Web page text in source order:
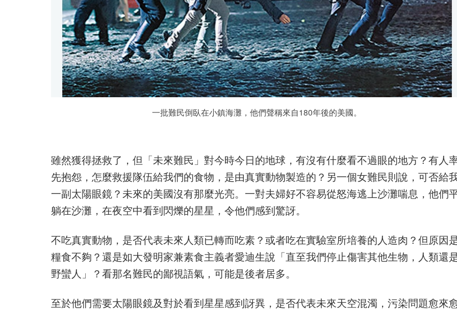
一批難民倒臥在小鎮海灘，他們聲稱來自180年後的美國。
雖然獲得拯救了，但「未來難民」對今時今日的地球，有沒有什麼看不過眼的地方？有人
先抱怨，怎麼救援隊伍給我們的食物，是由真實動物製造的？另一個女難民則說，可否給
一副太陽眼鏡？未來的美國沒有那麼光亮。一對夫婦好不容易從怒海逃上沙灘喘息，他們
躺在沙灘，在夜空中看到閃爍的星星，令他們感到驚訝。
不吃真實動物，是否代表未來人類已轉而吃素？或者吃在實驗室所培養的人造肉？但原因
糧食不夠？還是如大發明家兼素食主義者愛迪生說「直至我們停止傷害其他生物，人類還
野蠻人」？看那名難民的鄙視語氣，可能是後者居多。
至於他們需要太陽眼鏡及對於看到星星感到訝異，是否代表未來天空混濁，污染問題愈來